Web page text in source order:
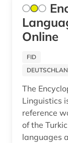
Online
FID
The
Linguistics
reference
of the
languages